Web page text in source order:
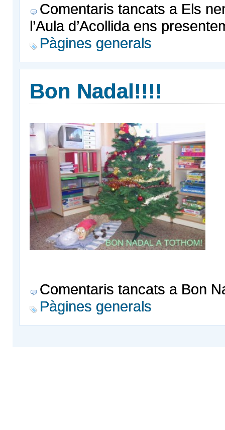
Comentaris tancats a Els
l’Aula d’Acollida ens
Pàgines generals
Bon Nadal!!!!
Comentaris tancats a Bon
Pàgines generals